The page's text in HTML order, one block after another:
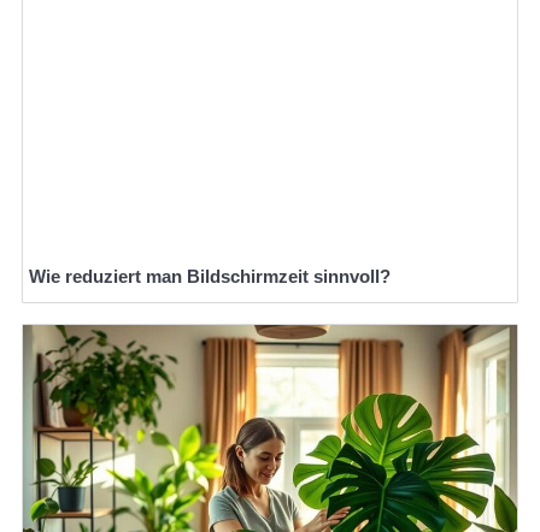
Wie reduziert man Bildschirmzeit sinnvoll?